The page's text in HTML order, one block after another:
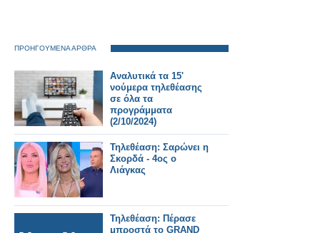
ΠΡΟΗΓΟΥΜΕΝΑ ΑΡΘΡΑ
Αναλυτικά τα 15'
νούμερα τηλεθέασης
σε όλα τα
προγράμματα
(2/10/2024)
Τηλεθέαση: Σαρώνει η
Σκορδά - 4ος ο
Λιάγκας
Τηλεθέαση: Πέρασε
μπροστά το GRAND